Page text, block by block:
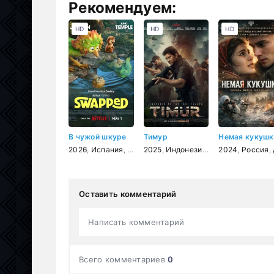
Рекомендуем:
В чужой шкуре
2026 Испания США,мультфильм,фэнтези,комедия,
HD
Тимур
2025 Индонезия , боевик
HD
Немая
2024 Россия
HD
Оставить комментарий
Написать комментарий
Всего комментариев0